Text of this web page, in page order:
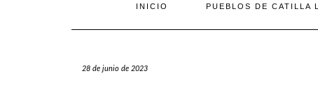
INICIO PUEBLOS DE CATILLA
28 de junio de 2023